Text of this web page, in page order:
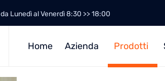
da Lunedì al Venerdì 8:30 >> 18:00
Home Azienda Prodotti